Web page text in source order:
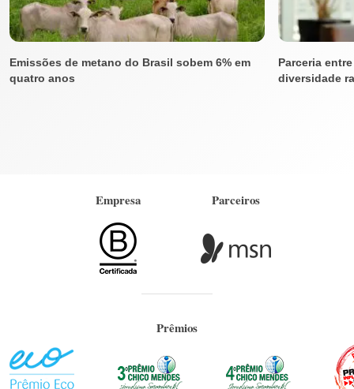
Emissões de metano do Brasil sobem 6% em
quatro anos
Parceria
diversidade
Empresa Parceiros
Prêmios